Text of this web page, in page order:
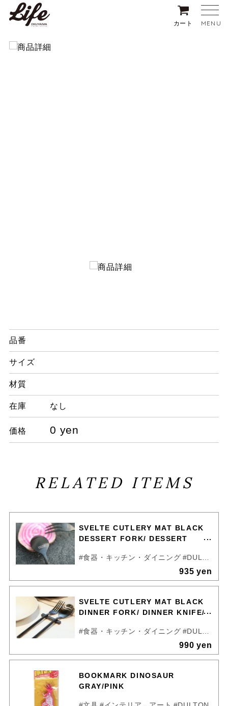
カート MENU
品番
サイズ
材質
在庫 なし
価格 0 yen
RELATED ITEMS
SVELTE CUTLERY MAT BLACK
DESSERT FORK/ DESSERT
#食器・キッチン・ダイニング #DULTON
935 yen
SVELTE CUTLERY MAT BLACK
DINNER FORK/ DINNER KNIFE/
#食器・キッチン・ダイニング #DULTON
990 yen
BOOKMARK DINOSAUR
GRAY/PINK